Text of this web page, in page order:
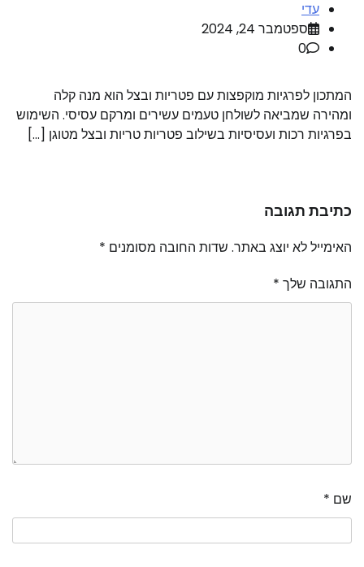
עדי
ספטמבר 24, 2024
0
המתכון לפרגיות מוקפצות עם פטריות ובצל הוא מנה קלה
ומהירה שמביאה לשולחן טעמים עשירים ומרקם עסיסי. השימוש
בפרגיות רכות ועסיסיות בשילוב פטריות טריות ובצל מטוגן […]
כתיבת תגובה
האימייל לא יוצג באתר. שדות החובה מסומנים *
התגובה שלך *
שם *